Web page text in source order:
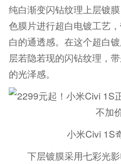
纯白渐变闪钻纹理上层镀
色膜片进行超白电镀工艺
白的通透感。在这个超白
层若隐若现的闪钻纹理，
的光泽感。
小米Civi 1S
下层镀膜采用七彩光影